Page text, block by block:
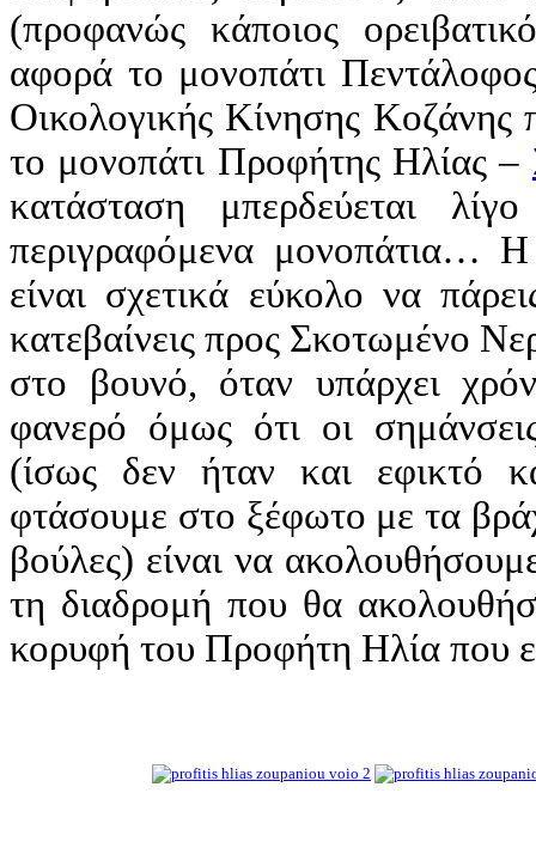
(προφανώς κάποιος
αφορά το μονοπάτι
Οικολογικής Κίνησης
το μονοπάτι Προφήτης Ηλίας –
κατάσταση μπερδεύεται
περιγραφόμενα μονοπάτια… Η
είναι σχετικά εύκολο να
κατεβαίνεις προς Σκοτωμένο
στο βουνό, όταν υπάρχει
φανερό όμως ότι οι
(ίσως δεν ήταν και εφικτό
φτάσουμε στο ξέφωτο με τα
βούλες) είναι να
τη διαδρομή που θα
κορυφή του Προφήτη Ηλία που